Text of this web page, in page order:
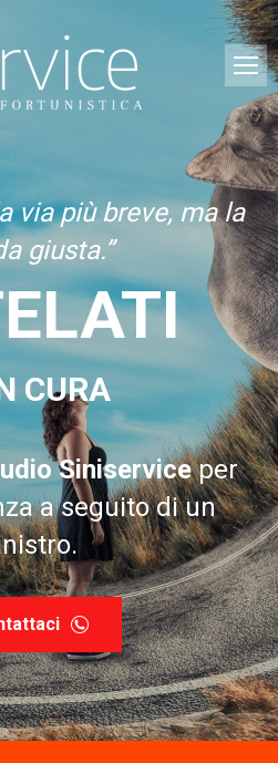
via più breve, ma la
giusta.”
CURA
Siniserviceper
a seguito di un